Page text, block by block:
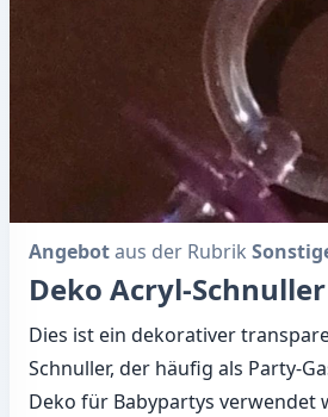
Angebotaus der Rubrik
Deko Acryl-Schnuller
Dies ist ein dekorativer
Schnuller, der häufig als Party-
Deko für Babypartys verwendet